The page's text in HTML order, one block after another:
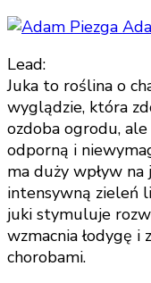
Lead:
Juka to roślina o
wyglądzie, która
ozdoba ogrodu,
odporną i
ma duży wpływ
intensywną zieleń
juki stymuluje
wzmacnia łodygę i
chorobami.